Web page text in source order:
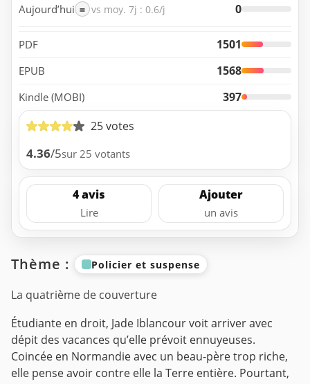
Aujourd’hui = vs moy. 7j : 0.6/j 0
PDF 1501
EPUB 1568
Kindle (MOBI)
397
25 votes
4.36/5sur 25 votants
4 avis
Lire
Ajouter
un avis
Thème : Policier et suspense
La quatrième de couverture
Étudiante en droit, Jade Iblancour voit arriver avec
dépit des vacances qu’elle prévoit ennuyeuses.
Coincée en Normandie avec un beau-père trop riche,
elle pense avoir contre elle la Terre entière. Pourtant,